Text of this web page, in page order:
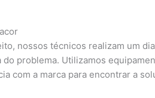
nossos técnicos realizam um
problema. Utilizamos
com a marca para encontrar a